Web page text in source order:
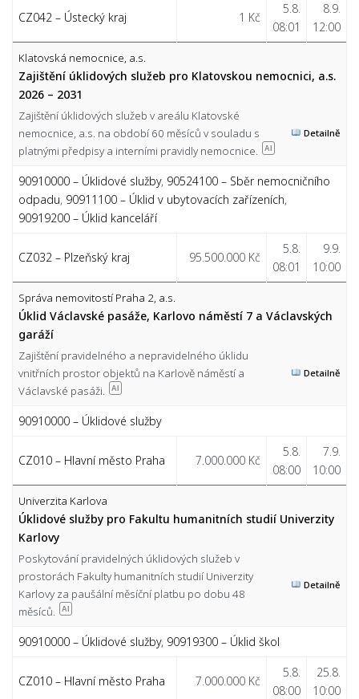
CZ042 – Ústecký kraj 1 Kč
5.8.
08:01
8.9.
12:00
Klatovská nemocnice, a.s.
Zajištění úklidových služeb pro Klatovskou nemocnici, a.s.
2026 – 2031
Zajištění úklidových služeb v areálu Klatovské
nemocnice, a.s. na období 60 měsíců v souladu s
platnými předpisy a interními pravidly nemocnice.
AI
Detailně
90910000 – Úklidové služby, 90524100 – Sběr nemocničního
odpadu, 90911100 – Úklid v ubytovacích zařízeních,
90919200 – Úklid kanceláří
CZ032 – Plzeňský kraj 95.500.000 Kč
5.8.
08:01
9.9.
10:00
Správa nemovitostí Praha 2, a.s.
Úklid Václavské pasáže, Karlovo náměstí 7 a Václavských
garáží
Zajištění pravidelného a nepravidelného úklidu
vnitřních prostor objektů na Karlově náměstí a
Václavské pasáži.
AI
Detailně
90910000 – Úklidové služby
CZ010 – Hlavní město Praha 7.000.000 Kč
5.8.
08:00
7.9.
10:00
Univerzita Karlova
Úklidové služby pro Fakultu humanitních studií Univerzity
Karlovy
Poskytování pravidelných úklidových služeb v
prostorách Fakulty humanitních studií Univerzity
Karlovy za paušální měsíční platbu po dobu 48
měsíců.
AI
Detailně
90910000 – Úklidové služby, 90919300 – Úklid škol
CZ010 – Hlavní město Praha 7.000.000 Kč
5.8.
08:00
25.8.
10:00